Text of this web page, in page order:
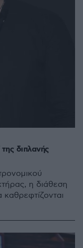
διπλανής
η διάθεση